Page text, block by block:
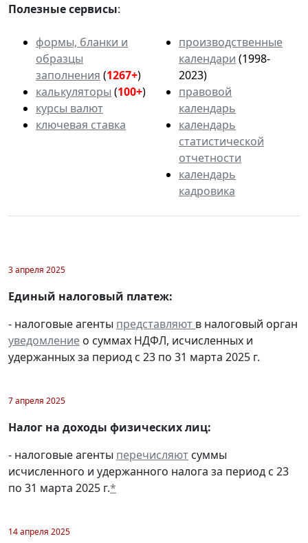
Полезные сервисы:
формы, бланки и
образцы
заполнения (1267+)
калькуляторы (100+)
курсы валют
ключевая ставка
производственные
календари (1998-
2023)
правовой
календарь
календарь
статистической
отчетности
календарь
кадровика
3 апреля 2025
Единый налоговый платеж:
- налоговые агенты представляют в налоговый орган
уведомление о суммах НДФЛ, исчисленных и
удержанных за период с 23 по 31 марта 2025 г.
7 апреля 2025
Налог на доходы физических лиц:
- налоговые агенты перечисляют суммы
исчисленного и удержанного налога за период с 23
по 31 марта 2025 г.*
14 апреля 2025